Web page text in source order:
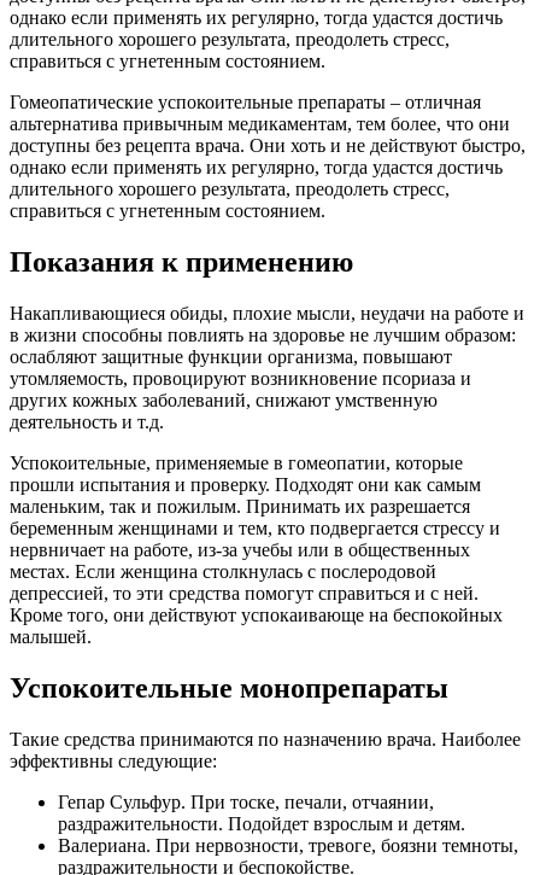
однако если применять их регулярно, тогда удастся достичь
длительного хорошего результата, преодолеть стресс,
справиться с угнетенным состоянием.
Гомеопатические успокоительные препараты – отличная
альтернатива привычным медикаментам, тем более, что они
доступны без рецепта врача. Они хоть и не действуют быстро,
однако если применять их регулярно, тогда удастся достичь
длительного хорошего результата, преодолеть стресс,
справиться с угнетенным состоянием.
Показания к применению
Накапливающиеся обиды, плохие мысли, неудачи на работе и
в жизни способны повлиять на здоровье не лучшим образом:
ослабляют защитные функции организма, повышают
утомляемость, провоцируют возникновение псориаза и
других кожных заболеваний, снижают умственную
деятельность и т.д.
Успокоительные, применяемые в гомеопатии, которые
прошли испытания и проверку. Подходят они как самым
маленьким, так и пожилым. Принимать их разрешается
беременным женщинами и тем, кто подвергается стрессу и
нервничает на работе, из-за учебы или в общественных
местах. Если женщина столкнулась с послеродовой
депрессией, то эти средства помогут справиться и с ней.
Кроме того, они действуют успокаивающе на беспокойных
малышей.
Успокоительные монопрепараты
Такие средства принимаются по назначению врача. Наиболее
эффективны следующие:
Гепар Сульфур. При тоске, печали, отчаянии,
раздражительности. Подойдет взрослым и детям.
Валериана. При нервозности, тревоге, боязни темноты,
раздражительности и беспокойстве.